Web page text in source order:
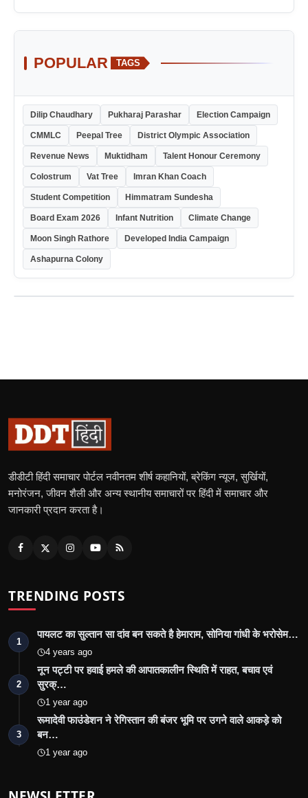
POPULAR TAGS
Dilip Chaudhary Pukharaj Parashar Election Campaign
CMMLC Peepal Tree District Olympic Association
Revenue News Muktidham Talent Honour Ceremony
Colostrum Vat Tree Imran Khan Coach
Student Competition Himmatram Sundesha
Board Exam 2026 Infant Nutrition Climate Change
Moon Singh Rathore Developed India Campaign
Ashapurna Colony
डीडीटी हिंदी समाचार पोर्टल नवीनतम शीर्ष कहानियों, ब्रेकिंग न्यूज, सुर्खियों,
मनोरंजन, जीवन शैली और अन्य स्थानीय समाचारों पर हिंदी में समाचार और
जानकारी प्रदान करता है।
TRENDING POSTS
1
पायलट का सुल्तान सा दांव बन सकते है हेमाराम, सोनिया गांधी के भरोसेम…
4 years ago
2
नून पट्टी पर हवाई हमले की आपातकालीन स्थिति में राहत, बचाव एवं
सुरक्…
1 year ago
3
रूमादेवी फाउंडेशन ने रेगिस्तान की बंजर भूमि पर उगने वाले आकड़े को
बन…
1 year ago